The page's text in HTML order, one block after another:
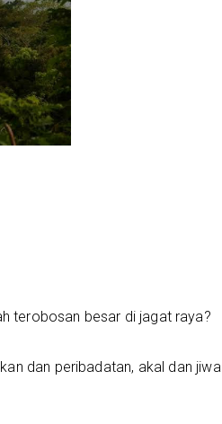
terobosan besar di jagat raya?
dan peribadatan, akal dan jiwa